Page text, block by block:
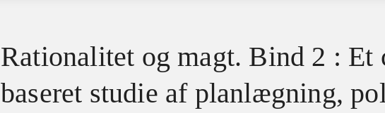
Rationalitet og magt. Bind 2 : Et
baseret studie af planlægning,